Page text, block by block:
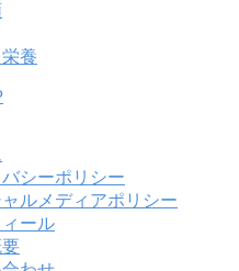
養
シーポリシー
ルメディアポリシー
ール